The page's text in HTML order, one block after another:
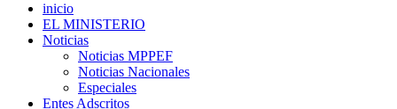
inicio
EL MINISTERIO
Noticias
Noticias MPPEF
Noticias Nacionales
Especiales
Entes Adscritos